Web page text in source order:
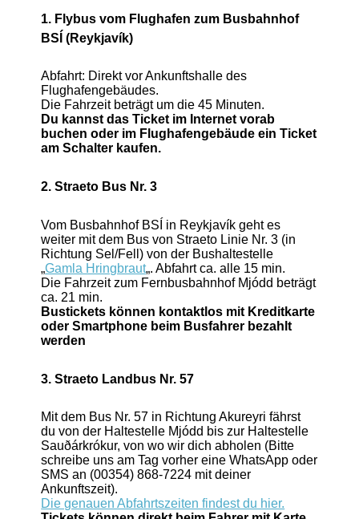
1. Flybus vom Flughafen zum Busbahnhof
BSÍ (Reykjavík)
Abfahrt: Direkt vor Ankunftshalle des
Flughafengebäudes.
Die Fahrzeit beträgt um die 45 Minuten.
Du kannst das Ticket im Internet vorab
buchen oder im Flughafengebäude ein Ticket
am Schalter kaufen.
2. Straeto Bus Nr. 3
Vom Busbahnhof BSÍ in Reykjavík geht es
weiter mit dem Bus von Straeto Linie Nr. 3 (in
Richtung Sel/Fell) von der Bushaltestelle
„Gamla Hringbraut„. Abfahrt ca. alle 15 min.
Die Fahrzeit zum Fernbusbahnhof Mjódd beträgt
ca. 21 min.
Bustickets können kontaktlos mit Kreditkarte
oder Smartphone beim Busfahrer bezahlt
werden
3. Straeto Landbus Nr. 57
Mit dem Bus Nr. 57 in Richtung Akureyri fährst
du von der Haltestelle Mjódd bis zur Haltestelle
Sauðárkrókur, von wo wir dich abholen (Bitte
schreibe uns am Tag vorher eine WhatsApp oder
SMS an (00354) 868-7224 mit deiner
Ankunftszeit).
Die genauen Abfahrtszeiten findest du hier.